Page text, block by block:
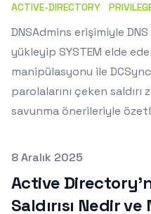
ACTIVE-DIRECTORY
DNSAdmins erişimiyle
yükleyip SYSTEM elde
manipülasyonu ile
parolalarını çeken saldırı
savunma önerileriyle
Published on
8 Aralık 2025
Active
Saldırısı Nedir ve